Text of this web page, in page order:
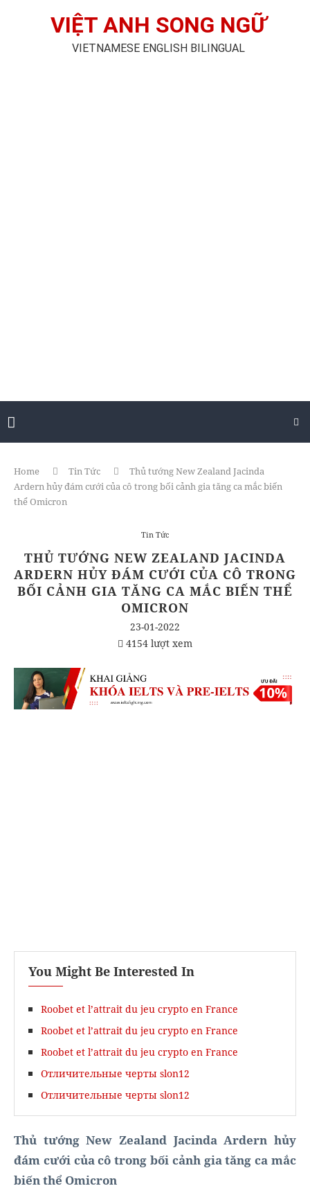
VIỆT ANH SONG NGỮ
VIETNAMESE ENGLISH BILINGUAL
Home Tin Tức
Thủ tướng New Zealand Jacinda
Ardern hủy đám cưới của cô trong bối cảnh gia tăng ca mắc biến
thể Omicron
Tin Tức
THỦ TƯỚNG NEW ZEALAND JACINDA
ARDERN HỦY ĐÁM CƯỚI CỦA CÔ TRONG
BỐI CẢNH GIA TĂNG CA MẮC BIẾN THỂ
OMICRON
23-01-2022
4154 lượt xem
You Might Be Interested In
Roobet et l’attrait du jeu crypto en France
Roobet et l’attrait du jeu crypto en France
Roobet et l’attrait du jeu crypto en France
Отличительные черты slon12
Отличительные черты slon12
Thủ tướng New Zealand Jacinda Ardern hủy
đám cưới của cô trong bối cảnh gia tăng ca mắc
biến thể Omicron